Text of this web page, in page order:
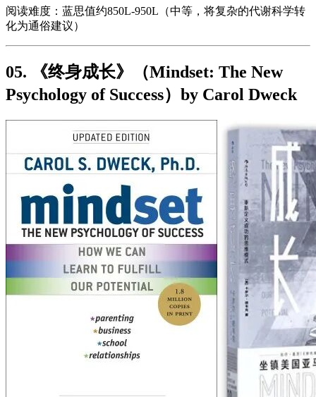
阅读难度：蓝思值约850L-950L（中等，将复杂的代谢科学转
化为通俗建议）
05. 《终身成长》（Mindset: The New
Psychology of Success）by Carol Dweck